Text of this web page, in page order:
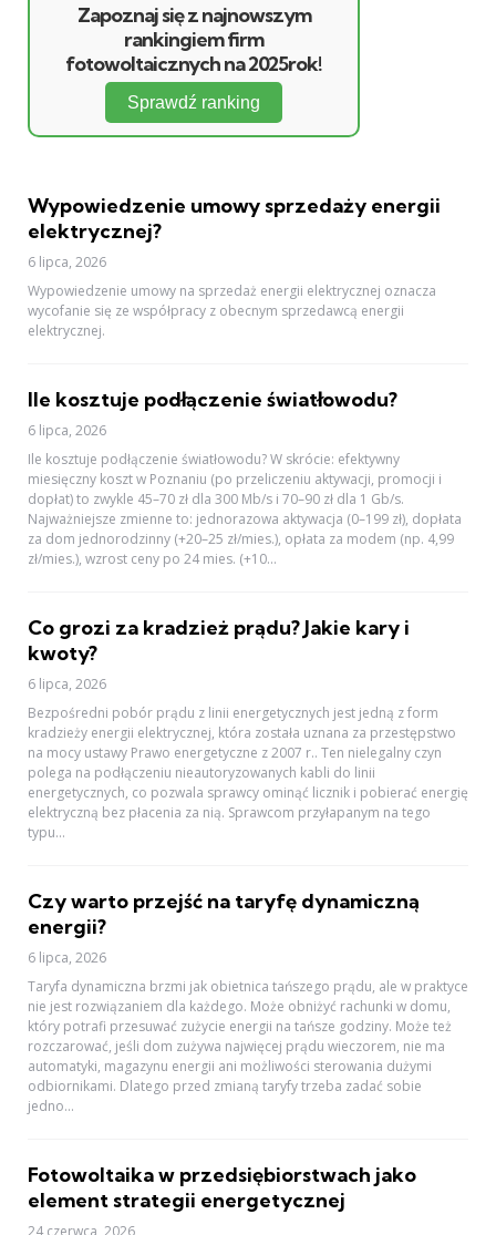
Zapoznaj się z najnowszym
rankingiem firm
fotowoltaicznych na 2025rok!
Sprawdź ranking
Wypowiedzenie umowy sprzedaży energii
elektrycznej?
6 lipca, 2026
Wypowiedzenie umowy na sprzedaż energii elektrycznej oznacza
wycofanie się ze współpracy z obecnym sprzedawcą energii
elektrycznej.
Ile kosztuje podłączenie światłowodu?
6 lipca, 2026
Ile kosztuje podłączenie światłowodu? W skrócie: efektywny
miesięczny koszt w Poznaniu (po przeliczeniu aktywacji, promocji i
dopłat) to zwykle 45–70 zł dla 300 Mb/s i 70–90 zł dla 1 Gb/s.
Najważniejsze zmienne to: jednorazowa aktywacja (0–199 zł), dopłata
za dom jednorodzinny (+20–25 zł/mies.), opłata za modem (np. 4,99
zł/mies.), wzrost ceny po 24 mies. (+10...
Co grozi za kradzież prądu? Jakie kary i
kwoty?
6 lipca, 2026
Bezpośredni pobór prądu z linii energetycznych jest jedną z form
kradzieży energii elektrycznej, która została uznana za przestępstwo
na mocy ustawy Prawo energetyczne z 2007 r.. Ten nielegalny czyn
polega na podłączeniu nieautoryzowanych kabli do linii
energetycznych, co pozwala sprawcy ominąć licznik i pobierać energię
elektryczną bez płacenia za nią. Sprawcom przyłapanym na tego
typu...
Czy warto przejść na taryfę dynamiczną
energii?
6 lipca, 2026
Taryfa dynamiczna brzmi jak obietnica tańszego prądu, ale w praktyce
nie jest rozwiązaniem dla każdego. Może obniżyć rachunki w domu,
który potrafi przesuwać zużycie energii na tańsze godziny. Może też
rozczarować, jeśli dom zużywa najwięcej prądu wieczorem, nie ma
automatyki, magazynu energii ani możliwości sterowania dużymi
odbiornikami. Dlatego przed zmianą taryfy trzeba zadać sobie
jedno...
Fotowoltaika w przedsiębiorstwach jako
element strategii energetycznej
24 czerwca, 2026